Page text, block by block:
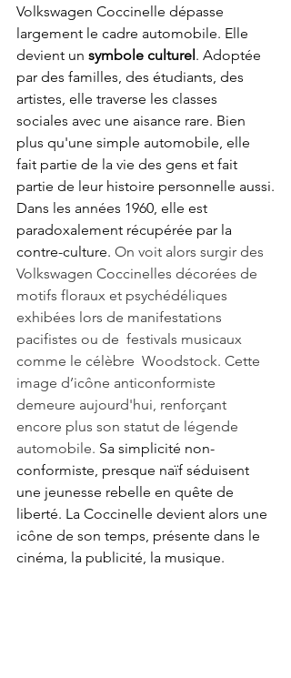
Volkswagen Coccinelle dépasse
largement le cadre automobile. Elle
devient un symbole culturel. Adoptée
par des familles, des étudiants, des
artistes, elle traverse les classes
sociales avec une aisance rare. Bien
plus qu'une simple automobile, elle
fait partie de la vie des gens et fait
partie de leur histoire personnelle aussi.
Dans les années 1960, elle est
paradoxalement récupérée par la
contre-culture. On voit alors surgir des
Volkswagen Coccinelles décorées de
motifs floraux et psychédéliques
exhibées lors de manifestations
pacifistes ou de  festivals musicaux
comme le célèbre  Woodstock. Cette
image d’icône anticonformiste
demeure aujourd'hui, renforçant
encore plus son statut de légende
automobile. Sa simplicité non-
conformiste, presque naïf séduisent
une jeunesse rebelle en quête de
liberté. La Coccinelle devient alors une
icône de son temps, présente dans le
cinéma, la publicité, la musique.